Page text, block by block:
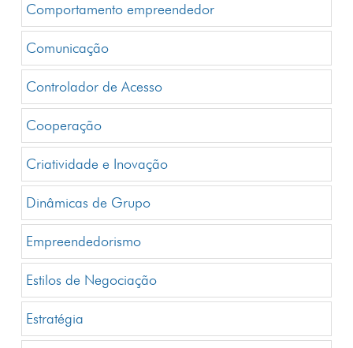
Comportamento empreendedor
Comunicação
Controlador de Acesso
Cooperação
Criatividade e Inovação
Dinâmicas de Grupo
Empreendedorismo
Estilos de Negociação
Estratégia